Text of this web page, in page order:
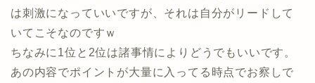
は刺激になっていいですが、それは自分がリードして
いてこそなのですｗ
ちなみに1位と2位は諸事情によりどうでもいいです。
あの内容でポイントが大量に入ってる時点でお察しで